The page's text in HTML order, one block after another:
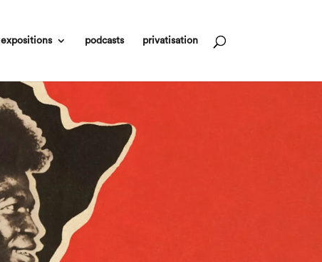
expositions podcasts privatisation